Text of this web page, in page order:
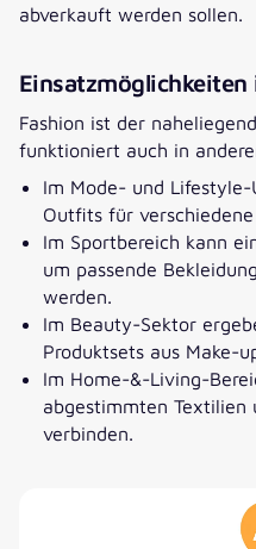
abverkauft werden sollen.
Fashion ist der
funktioniert auch in
Im Mode- und
Outfits für verschiedene
Im Sportbereich kann
um passende
werden.
Im Beauty-Sektor
Produktsets aus Make-
Im Home-&-Living-
abgestimmten Textilien
verbinden.